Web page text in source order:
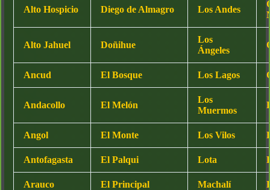
Alto Hospicio Diego de Almagro Los Andes
Alto Jahuel Doñihue
Los
Ángeles
Ancud El Bosque Los Lagos
Andacollo El Melón
Los
Muermos
Angol El Monte Los Vilos
Antofagasta El Palqui Lota
Arauco El Principal Machalí